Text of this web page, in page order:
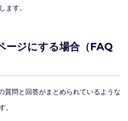
ます。
ージにする場合（FAQ
質問と回答がまとめられているような
。